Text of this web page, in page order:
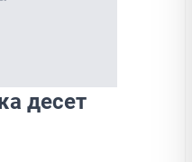
десет